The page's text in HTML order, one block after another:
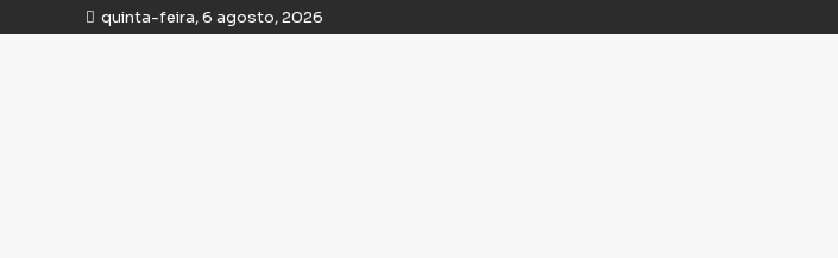
quinta-feira, 6 agosto, 2026